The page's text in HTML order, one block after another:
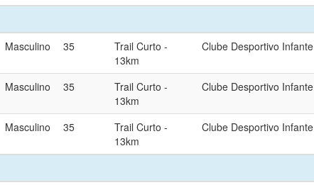
Masculino 35
Trail Curto -
13km
Clube Desportivo Infante
Masculino 35
Trail Curto -
13km
Clube Desportivo Infante
Masculino 35
Trail Curto -
13km
Clube Desportivo Infante